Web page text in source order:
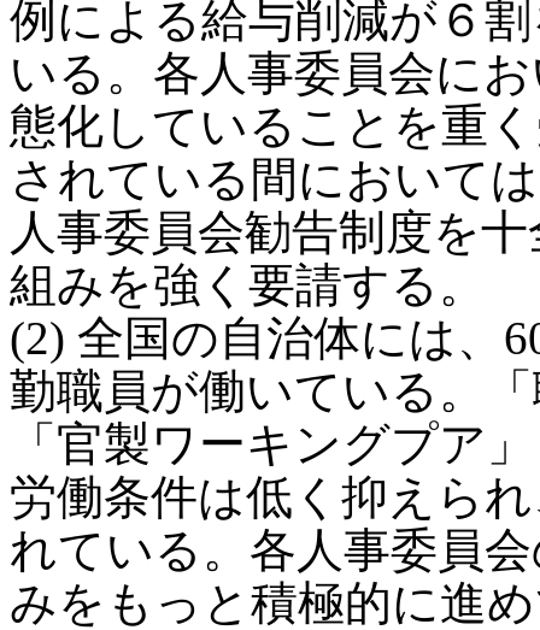
例による給与削減が６
いる。各人事委員会に
態化していることを重
されている間において
人事委員会勧告制度を
組みを強く要請する。
(2) 全国の自治体には、
勤職員が働いている。
「官製ワーキングプア
労働条件は低く抑えら
れている。各人事委員
みをもっと積極的に進